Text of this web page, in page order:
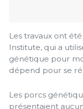
Les travaux ont
Institute, qui a
génétique pour
dépend pour se
Les porcs
présentaient